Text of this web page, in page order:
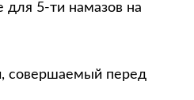
для 5-ти намазов на
совершаемый перед